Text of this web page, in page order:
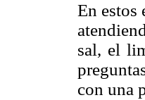
En estos
sal, el
con una